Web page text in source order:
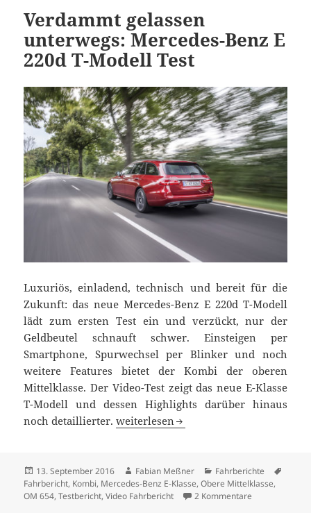
Verdammt gelassen
unterwegs: Mercedes-Benz E
220d T-Modell Test
Luxuriös, einladend, technisch und bereit für die
Zukunft: das neue Mercedes-Benz E 220d T-Modell
lädt zum ersten Test ein und verzückt, nur der
Geldbeutel schnauft schwer. Einsteigen per
Smartphone, Spurwechsel per Blinker und noch
weitere Features bietet der Kombi der oberen
Mittelklasse. Der Video-Test zeigt das neue E-Klasse
T-Modell und dessen Highlights darüber hinaus
noch detaillierter.Verdammt gelassen unterwegs:
weiterlesen
Veröffentlicht
am
13. September 2016 Autor
Fabian Meßner Kategorien
Fahrberichte
Fahrbericht, Kombi, Mercedes-Benz E-Klasse,Obere Mittelklasse,
OM 654,Testbericht,Video Fahrbericht 2 Kommentare